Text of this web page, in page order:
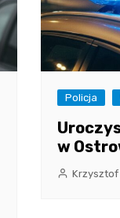
Policja
w
Krzysztof